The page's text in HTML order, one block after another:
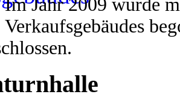
Im Jahr 2009 wurde
Verkaufsgebäudes